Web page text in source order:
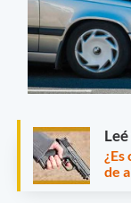
de